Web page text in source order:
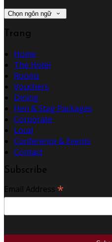
Chọn ngôn ngữ
Trang
Home
The Hotel
Rooms
Vouchers
Dining
Hen & Stag Packages
Corporate
Local
Conference & Events
Contact
Subscribe
Email Address *